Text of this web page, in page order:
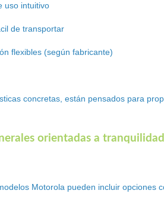
uso intuitivo
de transportar
flexibles (según fabricante)
concretas, están pensados para
orientadas a
Motorola pueden incluir opciones